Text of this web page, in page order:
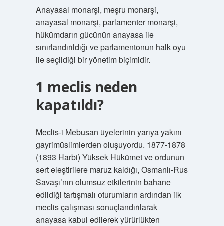
Anayasal monarşi, meşru monarşi,
anayasal monarşi, parlamenter monarşi,
hükümdarın gücünün anayasa ile
sınırlandırıldığı ve parlamentonun halk oyu
ile seçildiği bir yönetim biçimidir.
1 meclis neden
kapatıldı?
Meclis-i Mebusan üyelerinin yarıya yakını
gayrimüslimlerden oluşuyordu. 1877-1878
(1893 Harbi) Yüksek Hükümet ve ordunun
sert eleştirilere maruz kaldığı, Osmanlı-Rus
Savaşı’nın olumsuz etkilerinin bahane
edildiği tartışmalı oturumların ardından ilk
meclis çalışması sonuçlandırılarak
anayasa kabul edilerek yürürlükten